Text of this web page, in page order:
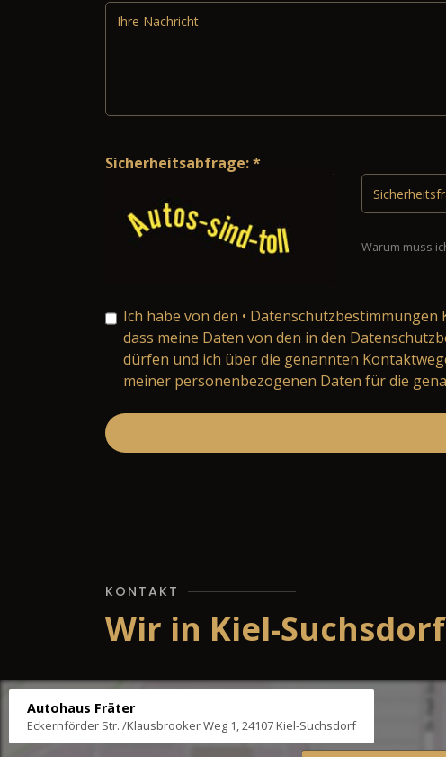
Sicherheitsabfrage: *
Warum muss
Ich habe von den • Datenschutzbestimmungen
dass meine Daten von den in den
dürfen und ich über die genannten
meiner personenbezogenen Daten für die
KONTAKT
Wir in Kiel-Suchsdorf
Autohaus Fräter
Eckernförder Str. /Klausbrooker Weg 1, 24107 Kiel-Suchsdorf